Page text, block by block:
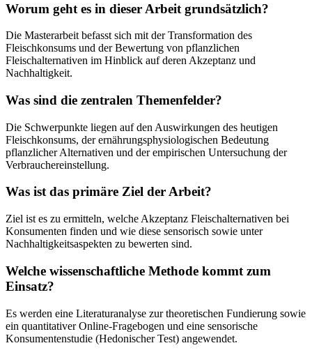
Worum geht es in dieser Arbeit grundsätzlich?
Die Masterarbeit befasst sich mit der Transformation des
Fleischkonsums und der Bewertung von pflanzlichen
Fleischalternativen im Hinblick auf deren Akzeptanz und
Nachhaltigkeit.
Was sind die zentralen Themenfelder?
Die Schwerpunkte liegen auf den Auswirkungen des heutigen
Fleischkonsums, der ernährungsphysiologischen Bedeutung
pflanzlicher Alternativen und der empirischen Untersuchung der
Verbrauchereinstellung.
Was ist das primäre Ziel der Arbeit?
Ziel ist es zu ermitteln, welche Akzeptanz Fleischalternativen bei
Konsumenten finden und wie diese sensorisch sowie unter
Nachhaltigkeitsaspekten zu bewerten sind.
Welche wissenschaftliche Methode kommt zum
Einsatz?
Es werden eine Literaturanalyse zur theoretischen Fundierung sowie
ein quantitativer Online-Fragebogen und eine sensorische
Konsumentenstudie (Hedonischer Test) angewendet.